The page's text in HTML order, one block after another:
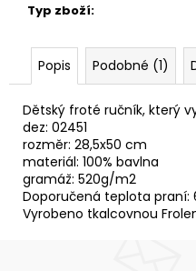
Typ zboží:
Popis Podobné (1)
Dětský froté ručník, který
dez: 02451
rozměr: 28,5x50 cm
materiál: 100% bavlna
gramáž: 520g/m2
Doporučená teplota praní:
Vyrobeno tkalcovnou
e
ŽÍNKA
SLON+DELFÍN
ČERVENÁ
39
Kč